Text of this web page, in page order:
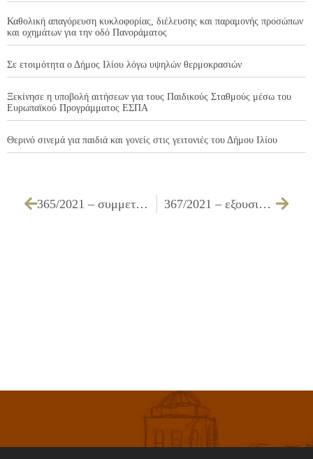
Καθολική απαγόρευση κυκλοφορίας, διέλευσης και παραμονής προσώπων
και οχημάτων για την οδό Πανοράματος
Σε ετοιμότητα ο Δήμος Ιλίου λόγω υψηλών θερμοκρασιών
Ξεκίνησε η υποβολή αιτήσεων για τους Παιδικούς Σταθμούς μέσω του
Ευρωπαϊκού Προγράμματος ΕΣΠΑ
Θερινό σινεμά για παιδιά και γονείς στις γειτονιές του Δήμου Ιλίου
365/2021 – συμμετοχή του Δήμου Ιλίου στην υπ’ αριθμ. 42119/15.07.2021 (ΑΔΑ: 62ΨΗ4691Ω2-Δ52) Πρόσκληση του ΟΑΕΔ 367/2021 – εξουσιοδότηση του δικηγόρου του Δήμου για παράσταση ενώπιον των δικαστηρίων